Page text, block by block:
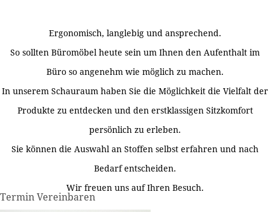
Ergonomisch, langlebig und ansprechend.
So sollten Büromöbel heute sein um Ihnen den Aufenthalt im
Büro so angenehm wie möglich zu machen.
In unserem Schauraum haben Sie die Möglichkeit die Vielfalt der
Produkte zu entdecken und den erstklassigen Sitzkomfort
persönlich zu erleben.
Sie können die Auswahl an Stoffen selbst erfahren und nach
Bedarf entscheiden.
Wir freuen uns auf Ihren Besuch.
Termin Vereinbaren